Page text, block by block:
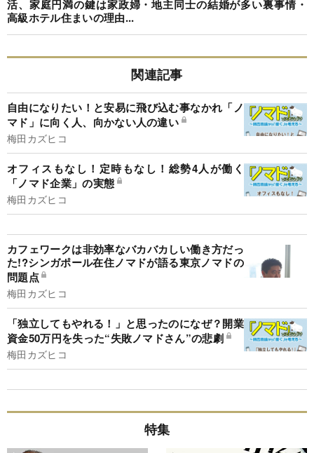
活、家庭円満の鍵は家政婦・地主同士の結婚が多い裏事情・
高級ホテル住まいの理由...
関連記事
自由になりたい！と安易に飛び込む事なかれ「ノ
マド」に向く人、向かない人の違い
梅田カズヒコ
オフィスもなし！定時もなし！総勢4人が働く
「ノマド企業」の実態
梅田カズヒコ
カフェワークは非効率なバカバカしい働き方だっ
た!?シンガポール在住ノマドが語る東京ノマドの
問題点
梅田カズヒコ
「独立してもやれる！」と思ったのになぜ？開業
資金50万円を失った“失敗ノマドさん”の悲劇
梅田カズヒコ
特集